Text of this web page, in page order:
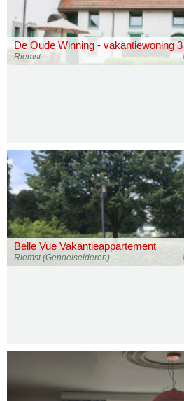
De Oude Winning - vakantiewoning 3
Riemst
Belle Vue Vakantieappartement
Riemst (Genoelselderen)